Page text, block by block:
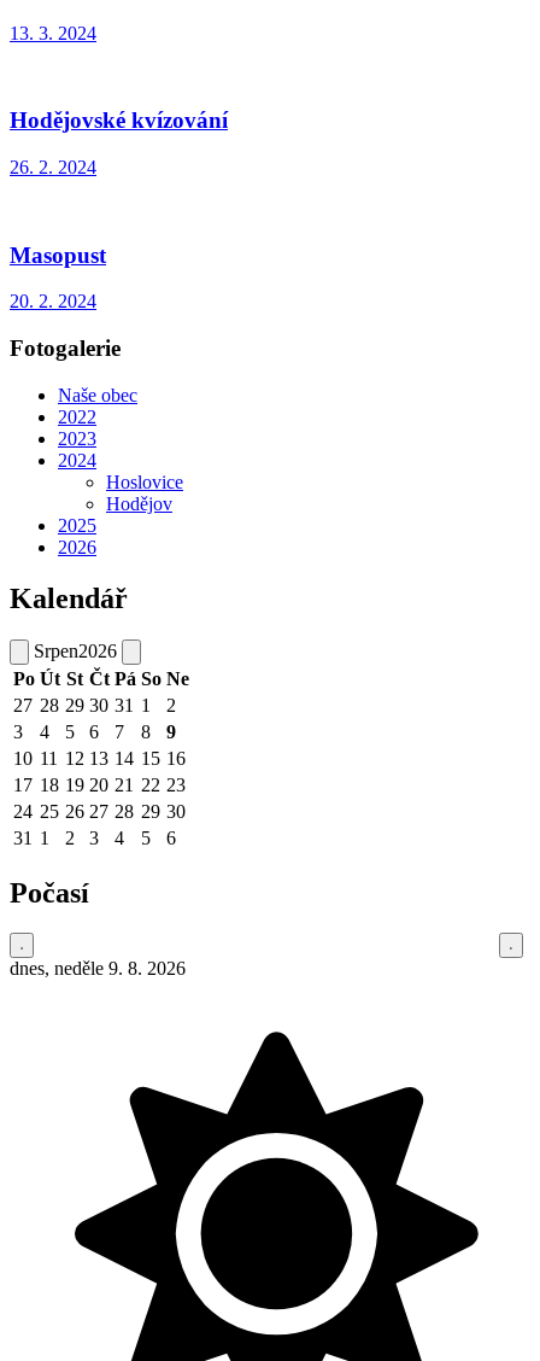
13. 3. 2024
Hodějovské kvízování
26. 2. 2024
Masopust
20. 2. 2024
Fotogalerie
Naše obec
2022
2023
2024
Hoslovice
Hodějov
2025
2026
Kalendář
Srpen2026
Po Út St Čt Pá So Ne
27 28 29 30 31 1
2
3
4 5 6 7 8
9
10 11 12 13 14 15 16
17 18 19 20 21 22 23
24 25 26 27 28 29 30
31 1 2 3 4 5 6
Počasí
dnes, neděle 9. 8. 2026